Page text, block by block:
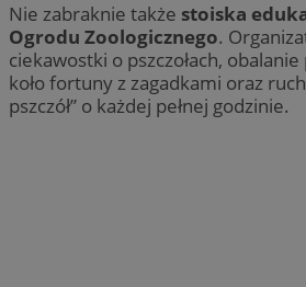
Nie zabraknie także stoiska
Ogrodu Zoologicznego.
ciekawostki o pszczołach,
koło fortuny z zagadkami oraz
pszczół” o każdej pełnej godzinie.